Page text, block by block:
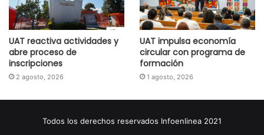
UAT reactiva actividades y
abre proceso de
inscripciones
2 agosto, 2026
UAT impulsa economía
circular con programa de
formación
1 agosto, 2026
Todos los derechos reservados Infoenlinea 2021